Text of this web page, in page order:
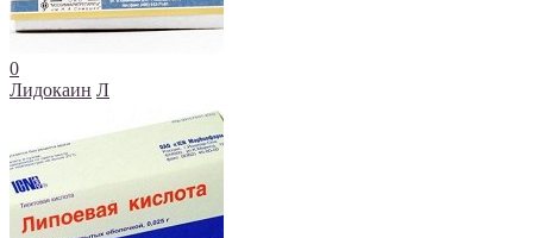
0
Лидокаин Л